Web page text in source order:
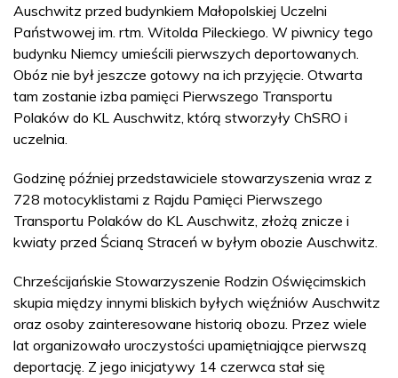
Auschwitz przed budynkiem Małopolskiej Uczelni
Państwowej im. rtm. Witolda Pileckiego. W piwnicy tego
budynku Niemcy umieścili pierwszych deportowanych.
Obóz nie był jeszcze gotowy na ich przyjęcie. Otwarta
tam zostanie izba pamięci Pierwszego Transportu
Polaków do KL Auschwitz, którą stworzyły ChSRO i
uczelnia.
Godzinę później przedstawiciele stowarzyszenia wraz z
728 motocyklistami z Rajdu Pamięci Pierwszego
Transportu Polaków do KL Auschwitz, złożą znicze i
kwiaty przed Ścianą Straceń w byłym obozie Auschwitz.
Chrześcijańskie Stowarzyszenie Rodzin Oświęcimskich
skupia między innymi bliskich byłych więźniów Auschwitz
oraz osoby zainteresowane historią obozu. Przez wiele
lat organizowało uroczystości upamiętniające pierwszą
deportację. Z jego inicjatywy 14 czerwca stał się